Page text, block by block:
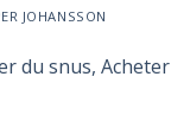
JOHANSSON